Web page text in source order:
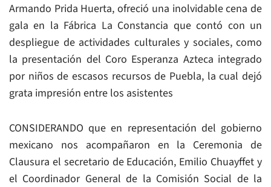
Armando Prida Huerta, ofreció una inolvidable cena de
gala en la Fábrica La Constancia que contó con un
despliegue de actividades culturales y sociales, como
la presentación del Coro Esperanza Azteca integrado
por niños de escasos recursos de Puebla, la cual dejó
grata impresión entre los asistentes
CONSIDERANDO que en representación del gobierno
mexicano nos acompañaron en la Ceremonia de
Clausura el secretario de Educación, Emilio Chuayffet y
el Coordinador General de la Comisión Social de la